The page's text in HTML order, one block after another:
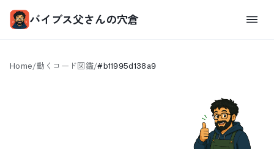
バイブス父さんの穴倉
Home/動くコード図鑑/#b11995d138a9